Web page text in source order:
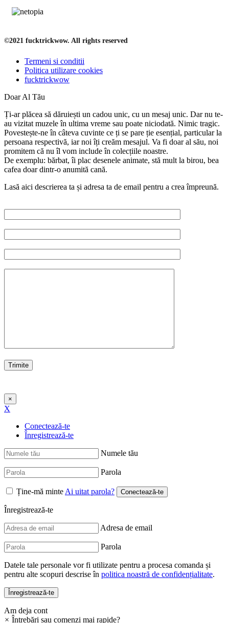
©2021 fucktrickwow. All rights reserved
Termeni si conditii
Politica utilizare cookies
fucktrickwow
Doar Al Tău
Ți-ar plăcea să dăruiești un cadou unic, cu un mesaj unic. Dar nu te-
au vizitat muzele în ultima vreme sau poate niciodată. Nimic tragic.
Povestește-ne în câteva cuvinte ce ți se pare ție esențial, particular la
persoana respectivă, iar noi îți creăm mesajul. Va fi doar al său, noi
promitem că nu îl vom include în colecțiile noastre.
De exemplu: bărbat, îi plac desenele animate, stă mult la birou, bea
cafea doar dintr-o anumită cană.
Lasă aici descrierea ta și adresa ta de email pentru a crea împreună.
×
X
Conectează-te
Înregistrează-te
Numele tău
Parola
Ține-mă minte Ai uitat parola?
Înregistrează-te
Adresa de email
Parola
Datele tale personale vor fi utilizate pentru a procesa comanda și
pentru alte scopuri descrise în politica noastră de confidențialitate.
Am deja cont
× Întrebări sau comenzi mai rapide?